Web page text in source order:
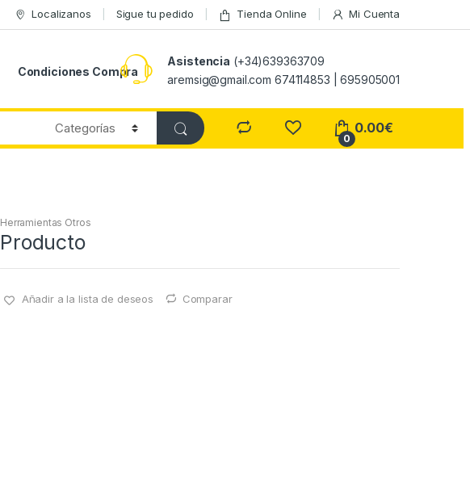
Localizanos Sigue tu pedido Tienda Online Mi Cuenta
Condiciones Compra
Asistencia (+34)639363709
aremsig@gmail.com 674114853 | 695905001
0
0.00€
Herramientas Otros
Producto
Añadir a la lista de deseos Comparar